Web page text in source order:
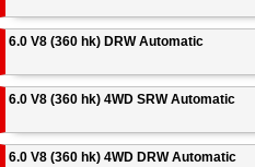
6.0 V8 (360 hk) DRW Automatic
6.0 V8 (360 hk) 4WD SRW Automatic
6.0 V8 (360 hk) 4WD DRW Automatic